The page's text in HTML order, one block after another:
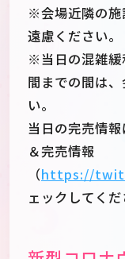
※会場近隣の施
遠慮ください。
※当日の混雑緩
間までの間は
い。
当日の完売情
＆完売情報
（https://
ェックしてくだ